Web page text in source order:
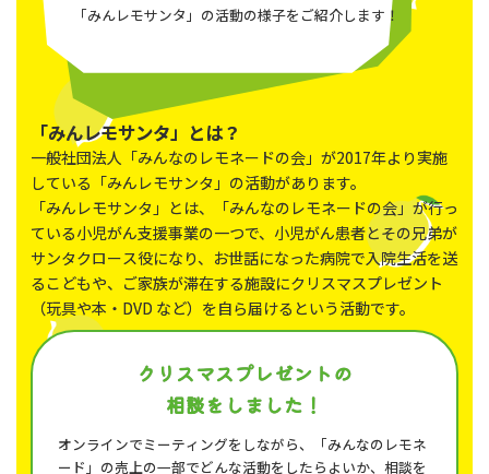
「みんレモサンタ」の活動の様子をご紹介します！
「みんレモサンタ」とは？
一般社団法人「みんなのレモネードの会」が2017年より実施
している「みんレモサンタ」の活動があります。
「みんレモサンタ」とは、「みんなのレモネードの会」が行っ
ている小児がん支援事業の一つで、小児がん患者とその兄弟が
サンタクロース役になり、お世話になった病院で入院生活を送
るこどもや、ご家族が滞在する施設にクリスマスプレゼント
（玩具や本・DVD など）を自ら届けるという活動です。
クリスマスプレゼントの
相談をしました！
オンラインでミーティングをしながら、「みんなのレモネ
ード」の売上の一部でどんな活動をしたらよいか、相談を